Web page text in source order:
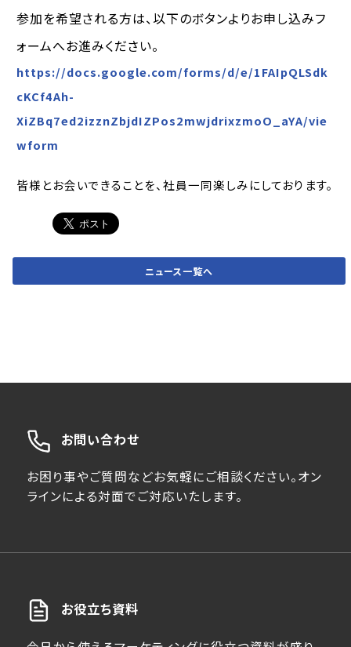
参加を希望される方は、以下のボタンよりお申し込みフ
ォームへお進みください。
https://docs.google.com/forms/d/e/1FAIpQLSdk
cKCf4Ah-
XiZBq7ed2izznZbjdIZPos2mwjdrixzmoO_aYA/vie
wform
皆様とお会いできることを、社員一同楽しみにしております。
ニュース一覧へ
お問い合わせ
お困り事やご質問などお気軽にご相談ください。オン
ラインによる対面でご対応いたします。
お役立ち資料